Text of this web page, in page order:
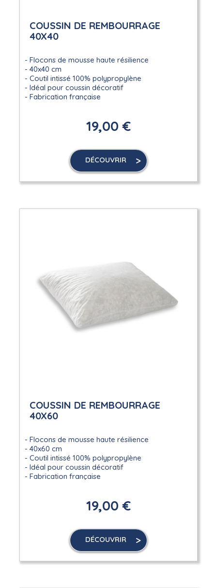
COUSSIN DE REMBOURRAGE
40X40
Flocons de mousse haute résilience
40x40 cm
Coutil intissé 100% polypropylène
Idéal pour coussin décoratif
Fabrication française
19,00 €
DÉCOUVRIR
COUSSIN DE REMBOURRAGE
40X60
Flocons de mousse haute résilience
40x60 cm
Coutil intissé 100% polypropylène
Idéal pour coussin décoratif
Fabrication française
19,00 €
DÉCOUVRIR